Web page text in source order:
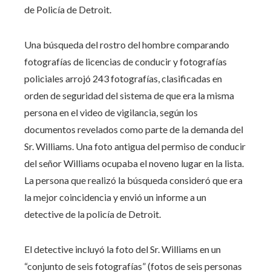
de Policía de Detroit.
Una búsqueda del rostro del hombre comparando
fotografías de licencias de conducir y fotografías
policiales arrojó 243 fotografías, clasificadas en
orden de seguridad del sistema de que era la misma
persona en el video de vigilancia, según los
documentos revelados como parte de la demanda del
Sr. Williams. Una foto antigua del permiso de conducir
del señor Williams ocupaba el noveno lugar en la lista.
La persona que realizó la búsqueda consideró que era
la mejor coincidencia y envió un informe a un
detective de la policía de Detroit.
El detective incluyó la foto del Sr. Williams en un
“conjunto de seis fotografías” (fotos de seis personas